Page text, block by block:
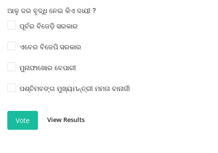
ଆଳୁ ଦର ବୃଦ୍ଧି ନେଇ କିଏ ଦାୟୀ ?
ପୂର୍ବର ବିଜେଡ଼ି ସରକାର
ଏବେର ବିଜେପି ସରକାର
ମୁନାଫାଖୋର ବେପାରୀ
ପଶ୍ଚିମବଙ୍ଗ ମୁଖ୍ୟମନ୍ତ୍ରୀ ମମତା ବାନାର୍ଜୀ
Vote View Results